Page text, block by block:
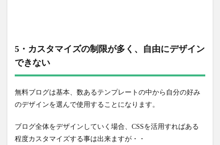
5・カスタマイズの制限が多く、自由にデザイン
できない
無料ブログは基本、数あるテンプレートの中から自分の好み
のデザインを選んで使用することになります。
ブログ全体をデザインしていく場合、CSSを活用すればある
程度カスタマイズする事は出来ますが・・